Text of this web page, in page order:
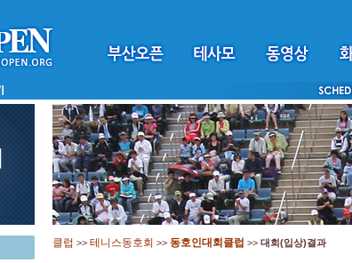
클럽 >> 테니스동호회 >> 동호인대회클럽 >> 대회(입상)결과